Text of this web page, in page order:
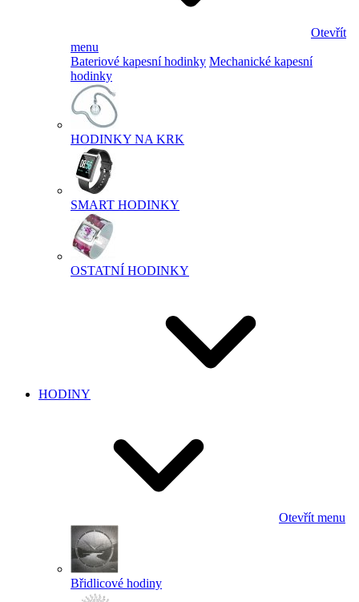
Otevřít
menu
Bateriové kapesní hodinky Mechanické kapesní
hodinky
HODINKY NA KRK
SMART HODINKY
OSTATNÍ HODINKY
HODINY
Otevřít menu
Břidlicové hodiny